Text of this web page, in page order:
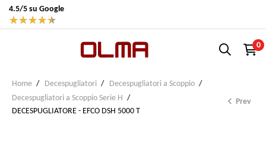
4.5/5 su Google
★★★★★
0
Home Decespugliatori
Decespugliatori a Scoppio
Decespugliatori a Scoppio Serie H
DECESPUGLIATORE - EFCO DSH 5000 T
 Prev